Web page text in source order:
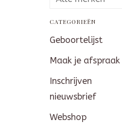
CATEGORIEËN
Geboortelijst
Maak je afspraak
Inschrijven
nieuwsbrief
Webshop